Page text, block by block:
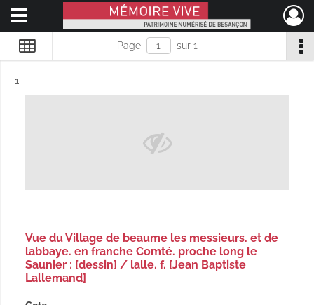
Mémoire Vive patrimoine numérisé de Besançon
Ouvrir le menu déroulant
Page sur 1
Résultat n°
1
Vue du Village de beaume les messieurs. et de
labbaye. en franche Comté. proche long le
Saunier : [dessin] / lalle. f. [Jean Baptiste
Lallemand]